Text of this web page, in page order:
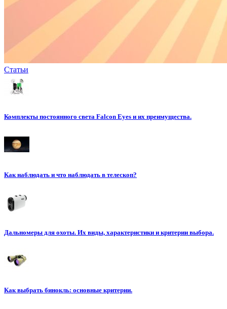
Статьи
Комплекты постоянного света Falcon Eyes и их преимущества.
Как наблюдать и что наблюдать в телескоп?
Дальномеры для охоты. Их виды, характеристики и критерии выбора.
Как выбрать бинокль: основные критерии.